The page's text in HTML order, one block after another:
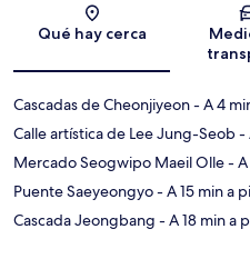
Qué hay cerca
Cascadas de Cheonjiyeon- A 4
Calle artística de Lee Jung-Seob-
Mercado Seogwipo Maeil Olle-
Puente Saeyeongyo- A 15 min a
Cascada Jeongbang - A 18 min a